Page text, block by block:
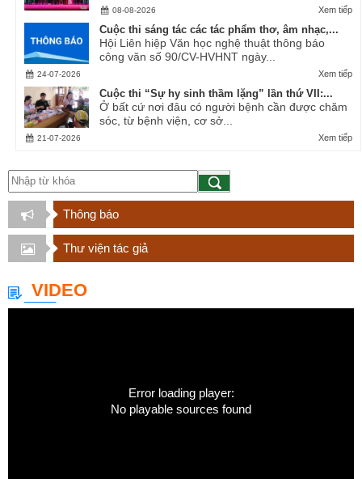
Xem tiếp
08-08-2026
Cuộc thi sáng tác các tác phẩm thơ, âm nhạc,...
Hội Liên hiệp Văn học nghệ thuật thông báo
công văn số 90/CV-HVHNT ngày...
Xem tiếp
24-07-2026
Cuộc thi “Sự hy sinh thầm lặng” lần thứ VII:...
Ở bất cứ nơi đâu có người bệnh cần được chăm
sóc, từ bệnh viện, cơ sở...
Xem tiếp
21-07-2026
Thông báo
Thư viện tác giả
VIDEO
Error loading player:
No playable sources found